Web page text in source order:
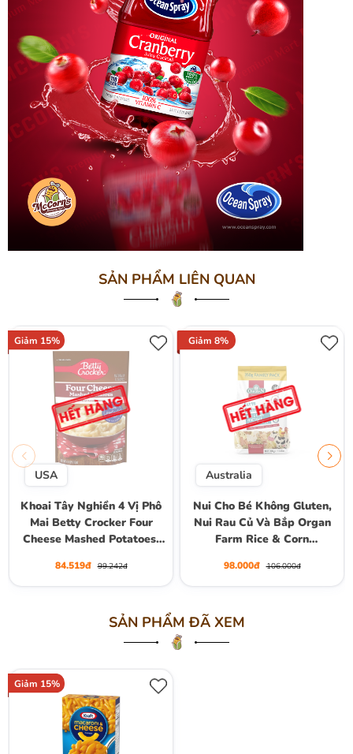
SẢN PHẨM LIÊN QUAN
Giảm 15%
USA
Khoai Tây Nghiền 4 Vị Phô
Mai Betty Crocker Four
Cheese Mashed Potatoes,
84.519đ 99.242đ
Giảm 8%
Australia
Nui Cho Bé Không Gluten,
Nui Rau Củ Và Bắp Organ
Farm Rice & Corn
Shapes, Gói 350g
98.000đ 106.000đ
SẢN PHẨM ĐÃ XEM
Giảm 15%